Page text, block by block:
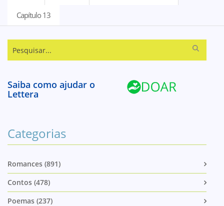
Capítulo 13
Saiba como ajudar o
Lettera
Categorias
Romances (891)
Contos (478)
Poemas (237)